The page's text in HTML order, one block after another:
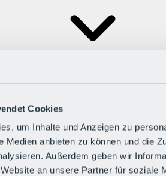
Cookies
um Inhalte und Anzeigen zu
Medien anbieten zu können und die
Außerdem geben wir
an unsere Partner für soziale
Bürger:in werden
Bikepark-Rules
Bikepark-Partnerschaften
Nachhaltigkeit in der BRS
Bikepark & Tickets